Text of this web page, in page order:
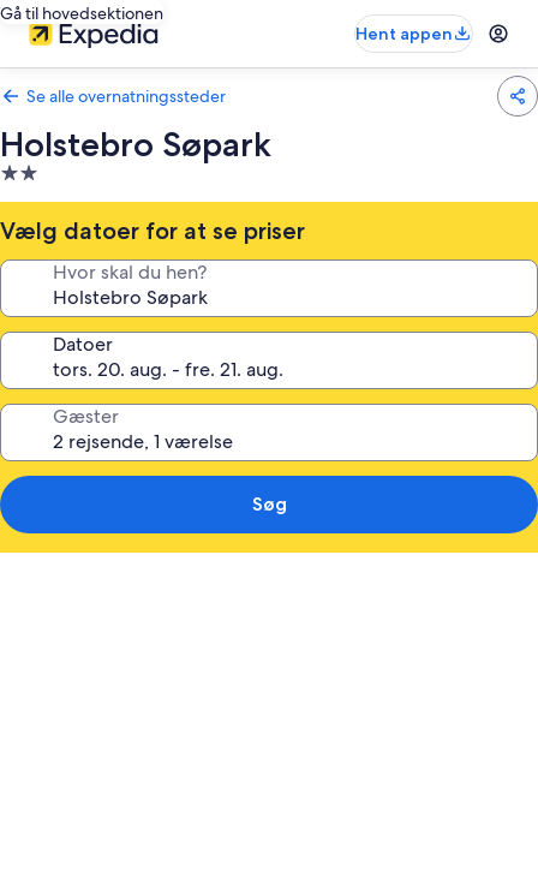
Gå til hovedsektionen
Hent appen
Se alle overnatningssteder
Holstebro Søpark
2.0-
stjernet
overnatningssted
Vælg datoer for at se priser
Hvor skal du hen?
Datoer
Gæster
Søg